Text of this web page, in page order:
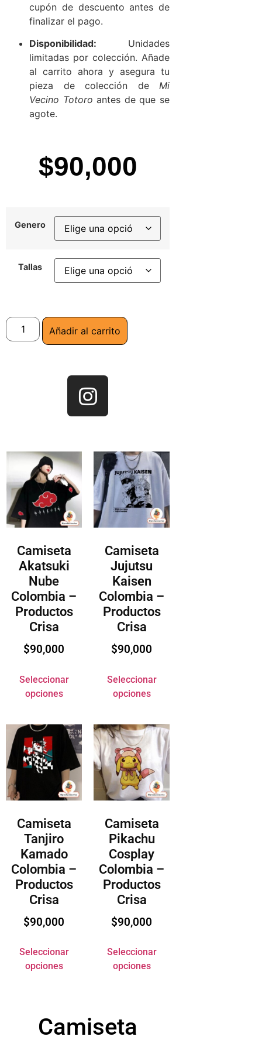
cupón de descuento antes de
finalizar el pago.
Disponibilidad: Unidades
limitadas por colección. Añade
al carrito ahora y asegura tu
pieza de colección de Mi
Vecino Totoro antes de que se
agote.
$90,000
Genero
Tallas
Añadir al carrito
Camiseta
Akatsuki
Nube
Colombia –
Productos
Crisa
$90,000
Seleccionar
opciones
Camiseta
Jujutsu
Kaisen
Colombia –
Productos
Crisa
$90,000
Seleccionar
opciones
Camiseta
Tanjiro
Kamado
Colombia –
Productos
Crisa
$90,000
Seleccionar
opciones
Camiseta
Pikachu
Cosplay
Colombia –
Productos
Crisa
$90,000
Seleccionar
opciones
Camiseta